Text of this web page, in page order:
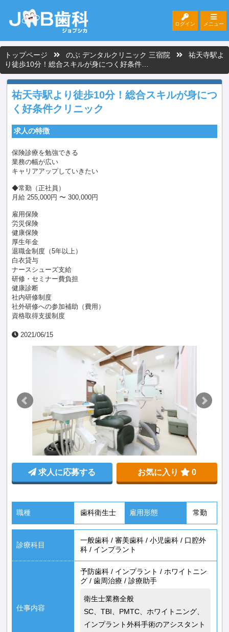
ログイン メニュー
トップページ のぶ デンタルクリニック 三宿院
祐天寺駅よ
り徒歩10分！総合スキルが身につく好条件…
祐天寺駅より徒歩10分！総合スキルが身につ
く好条件クリニック
求人の特徴
保険診療を勉強できる
業務の幅が広い
キャリアアップしていきたい
◆常勤（正社員）
月給 255,000円 〜 300,000円
雇用保険
労災保険
健康保険
厚生年金
退職金制度（5年以上）
白衣貸与
ナースシューズ支給
研修・セミナー費負担
健康診断
社内研修制度
社外研修への参加補助（費用）
資格取得支援制度
2021/06/15
求人に応募する お気に入り 0
職種 歯科衛生士 雇用形態 常勤
診療科目
一般歯科/ 審美歯科/ 小児歯科/ 口腔外
科/ インプラント
仕事内容
予防歯科/ インプラント / ホワイトニン
グ/ 歯周治療 / 診療助手
衛生士業務全般
SC、TBI、PMTC、ホワイトニング、
インプラント外科手術のアシスタント